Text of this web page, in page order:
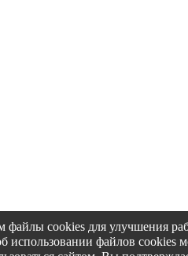
файлы cookies для улучшения
использовании файлов cookies